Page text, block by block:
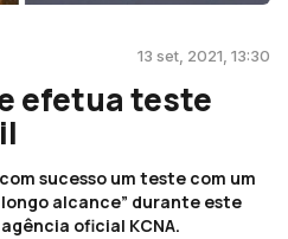
13 set, 2021, 13:30
efetua teste
sucesso um teste com um
alcance” durante este
oficial KCNA.